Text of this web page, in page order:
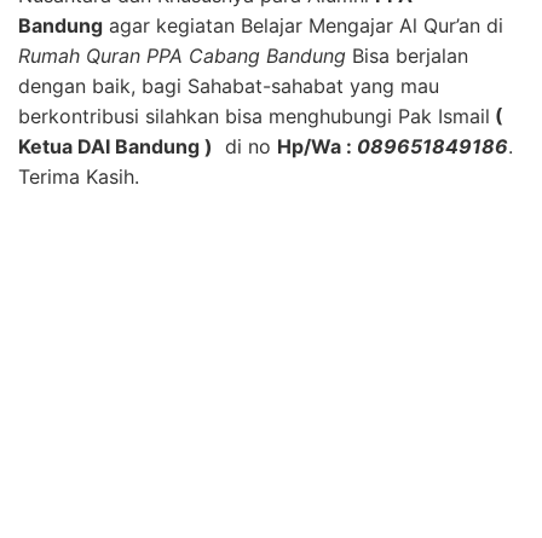
Bandung agar kegiatan Belajar Mengajar Al Qur’an di
Rumah Quran PPA Cabang Bandung Bisa berjalan
dengan baik, bagi Sahabat-sahabat yang mau
berkontribusi silahkan bisa menghubungi Pak Ismail (
Ketua DAI Bandung ) di no Hp/Wa : 089651849186.
Terima Kasih.